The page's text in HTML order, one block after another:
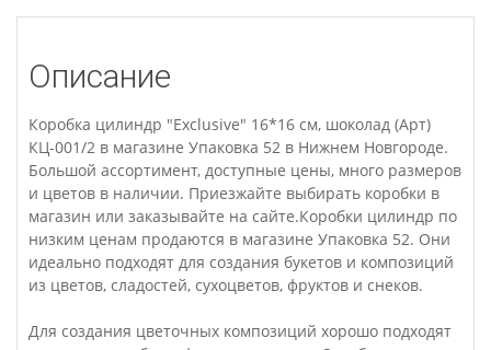
Описание
Коробка цилиндр "Exclusive" 16*16 см, шоколад (Арт)
КЦ-001/2 в магазине Упаковка 52 в Нижнем Новгороде.
Большой ассортимент, доступные цены, много размеров
и цветов в наличии. Приезжайте выбирать коробки в
магазин или заказывайте на сайте.Коробки цилиндр по
низким ценам продаются в магазине Упаковка 52. Они
идеально подходят для создания букетов и композиций
из цветов, сладостей, сухоцветов, фруктов и снеков.
Для создания цветочных композиций хорошо подходят